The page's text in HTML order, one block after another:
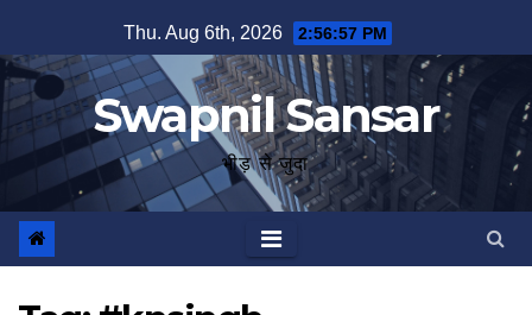
to
content
Thu. Aug 6th, 2026 2:56:58 PM
Swapnil Sansar
भीड़ से जुदा